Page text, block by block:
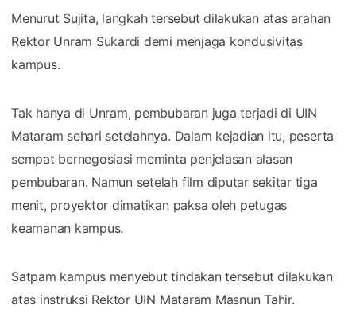
Menurut Sujita, langkah tersebut dilakukan atas arahan
Rektor Unram Sukardi demi menjaga kondusivitas
kampus.
Tak hanya di Unram, pembubaran juga terjadi di UIN
Mataram sehari setelahnya. Dalam kejadian itu, peserta
sempat bernegosiasi meminta penjelasan alasan
pembubaran. Namun setelah film diputar sekitar tiga
menit, proyektor dimatikan paksa oleh petugas
keamanan kampus.
Satpam kampus menyebut tindakan tersebut dilakukan
atas instruksi Rektor UIN Mataram Masnun Tahir.